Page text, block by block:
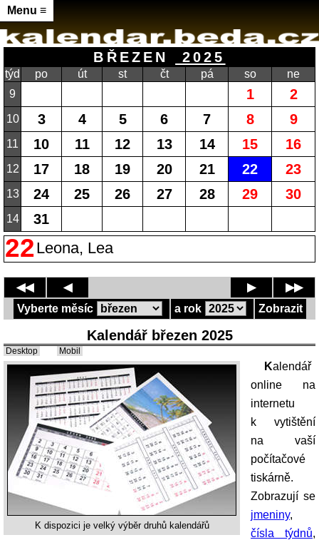
Menu ≡
BŘEZEN 2025
týd po út st čt pá so
ne
9
1 2
10 3 4 5 6 7 8 9
11 10 11 12 13 14 15 16
12 17 18 19 20 21 22 23
13 24 25 26 27 28 29 30
14 31
22Leona, Lea
Vyberte měsíc a rok Zobrazit
◀◀ ◀ ▶ ▶▶
Kalendář březen 2025
Desktop Mobil
K dispozici je velký výběr druhů kalendářů
Kalendář
online na
internetu
k vytištění
na vaší
počítačové
tiskárně.
Zobrazují se
jmeniny,
čísla týdnů,